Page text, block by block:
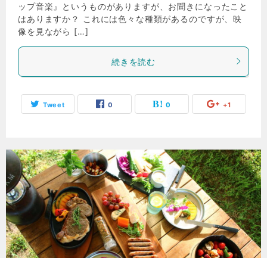
ップ音楽』というものがありますが、お聞きになったこと
はありますか？ これには色々な種類があるのですが、映
像を見ながら […]
続きを読む
Tweet 0 0 +1